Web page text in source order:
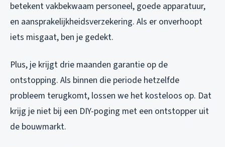
betekent vakbekwaam personeel, goede apparatuur,
en aansprakelijkheidsverzekering. Als er onverhoopt
iets misgaat, ben je gedekt.
Plus, je krijgt drie maanden garantie op de
ontstopping. Als binnen die periode hetzelfde
probleem terugkomt, lossen we het kosteloos op. Dat
krijg je niet bij een DIY-poging met een ontstopper uit
de bouwmarkt.